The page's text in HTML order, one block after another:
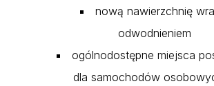
nową nawierzchnię
odwodnieniem
ogólnodostępne miejsca
dla samochodów